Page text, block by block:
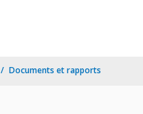
Documents et rapports